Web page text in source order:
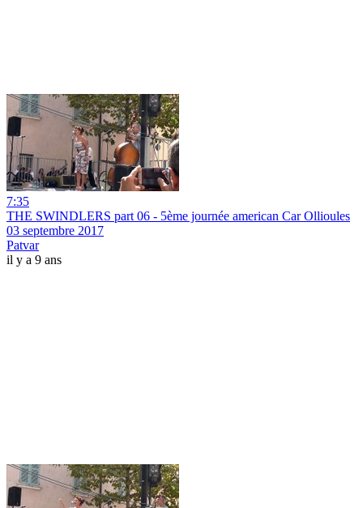
7:35
THE SWINDLERS part 06 - 5ème journée american Car Ollioules
03 septembre 2017
Patvar
il y a 9 ans